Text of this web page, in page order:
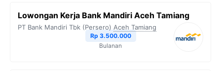
Lowongan Kerja Bank Mandiri Aceh Tamiang
PT Bank Mandiri Tbk (Persero) Aceh Tamiang
Rp 3.500.000
Bulanan